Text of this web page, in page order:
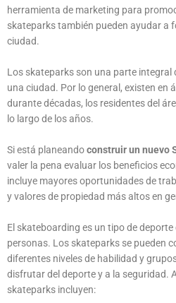
herramienta de marketing para
skateparks también pueden ayudar a
ciudad.
Los skateparks son una parte integral
una ciudad. Por lo general, existen en
durante décadas, los residentes del
lo largo de los años.
Si está planeandoconstruir un nuevo
valer la pena evaluar los beneficios
incluye mayores oportunidades de
y valores de propiedad más altos en
El skateboarding es un tipo de
personas. Los skateparks se pueden
diferentes niveles de habilidad y
disfrutar del deporte y a la seguridad.
skateparks incluyen: